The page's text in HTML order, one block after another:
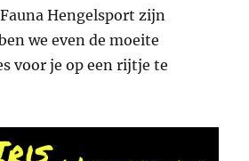
Hengelsport zijn
we even de moeite
voor je op een rijtje te